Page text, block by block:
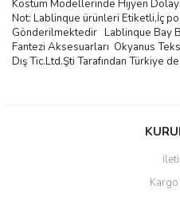
Kostüm Modellerinde Hijyen
Not: Lablinque ürünleri Etiketli,İç
Gönderilmektedir Lablinque Bay
Fantezi Aksesuarları Okyanus
DışTic.Ltd.Şti Tarafından Türkiye de
Bu ürüne ilk
Ürün resmi kalitesiz, bozukKargo